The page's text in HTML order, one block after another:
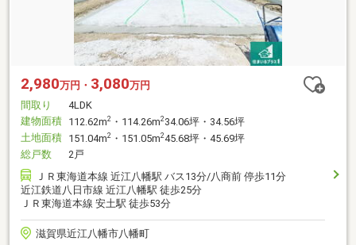
2,980万円・ 3,080万円
間取り
4LDK
建物面積 112.62m2 ・114.26m234.06坪・34.56坪
土地面積 151.04m2 ・151.05m245.68坪・45.69坪
総戸数
2戸
ＪＲ東海道本線 近江八幡駅 バス13分/八商前 停歩11分
近江鉄道八日市線 近江八幡駅 徒歩25分
ＪＲ東海道本線 安土駅 徒歩53分
滋賀県近江八幡市八幡町